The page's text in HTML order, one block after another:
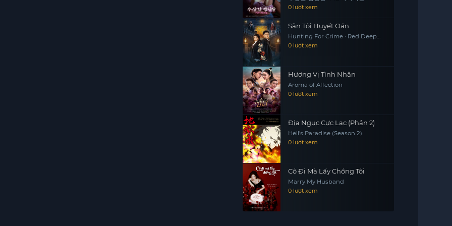
0 lượt xem
Săn Tội Huyết Oán
Hunting For Crime · Red Deep
Grudge
0 lượt xem
Hương Vị Tình Nhân
Aroma of Affection
0 lượt xem
Địa Ngục Cực Lạc (Phần 2)
Hell's Paradise (Season 2)
0 lượt xem
Cô Đi Mà Lấy Chồng Tôi
Marry My Husband
0 lượt xem